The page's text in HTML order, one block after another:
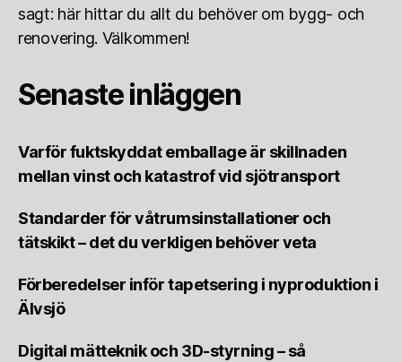
sagt: här hittar du allt du behöver om bygg- och
renovering. Välkommen!
Senaste inläggen
Varför fuktskyddat emballage är skillnaden
mellan vinst och katastrof vid sjötransport
Standarder för våtrumsinstallationer och
tätskikt – det du verkligen behöver veta
Förberedelser inför tapetsering i nyproduktion i
Älvsjö
Digital mätteknik och 3D-styrning – så